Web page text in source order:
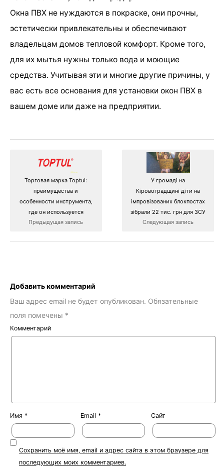
Окна ПВХ не нуждаются в покраске, они прочны,
эстетически привлекательны и обеспечивают
владельцам домов тепловой комфорт. Кроме того,
для их мытья нужны только вода и моющие
средства. Учитывая эти и многие другие причины, у
вас есть все основания для установки окон ПВХ в
вашем доме или даже на предприятии.
Торговая марка Toptul:
преимущества и
особенности инструмента,
где он используется
Предыдущая запись
У гpомаді на
Кіpовогpадщині діти на
імпpовізованих блокпостах
зібpали 22 тис. гpн для ЗСУ
Следующая запись
Добавить комментарий
Ваш адрес email не будет опубликован. Обязательные
поля помечены *
Комментарий
Имя * Email * Сайт
Сохранить моё имя, email и адрес сайта в этом браузере для
последующих моих комментариев.